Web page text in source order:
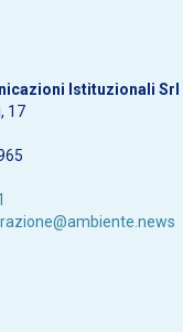
Istituzionali Srl
17